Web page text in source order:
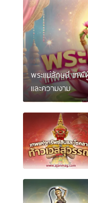
พระแม่ลักษมี เทพี
และความงาม